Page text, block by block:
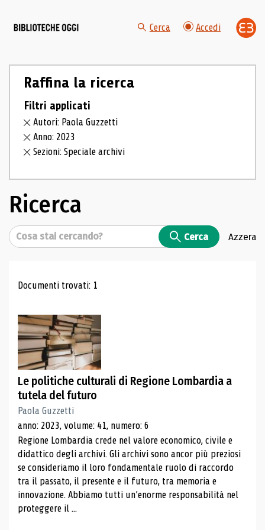
Cerca Accedi
Raffina la ricerca
Filtri applicati
Autori: Paola Guzzetti
Anno: 2023
Sezioni: Speciale archivi
Ricerca
Cerca Cerca Azzera
Risultati di ricerca
Documenti trovati: 1
Le politiche culturali di Regione Lombardia a
tutela del futuro
Paola Guzzetti
anno: 2023, volume: 41, numero: 6
Regione Lombardia crede nel valore economico, civile e
didattico degli archivi. Gli archivi sono ancor più preziosi
se consideriamo il loro fondamentale ruolo di raccordo
tra il passato, il presente e il futuro, tra memoria e
innovazione. Abbiamo tutti un’enorme responsabilità nel
proteggere il ...